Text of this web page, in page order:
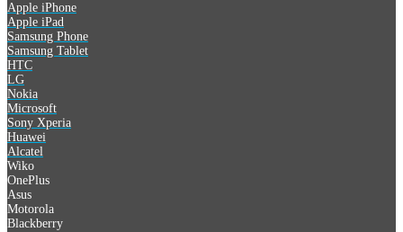
Apple iPhone
Apple iPad
Samsung Phone
Samsung Tablet
HTC
LG
Nokia
Microsoft
Sony Xperia
Huawei
Alcatel
Wiko
OnePlus
Asus
Motorola
Blackberry